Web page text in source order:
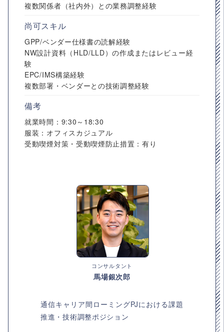
複数関係者（社内外）との業務調整経験
尚可スキル
GPP/ベンダー仕様書の読解経験
NW設計資料（HLD/LLD）の作成またはレビュー経
験
EPC/IMS構築経験
複数部署・ベンダーとの技術調整経験
備考
就業時間：9:30～18:30
服装：オフィスカジュアル
受動喫煙対策・受動喫煙防止措置：有り
コンサルタント
馬場銀次郎
通信キャリア間ローミングPJにおける課題
推進・技術調整ポジション